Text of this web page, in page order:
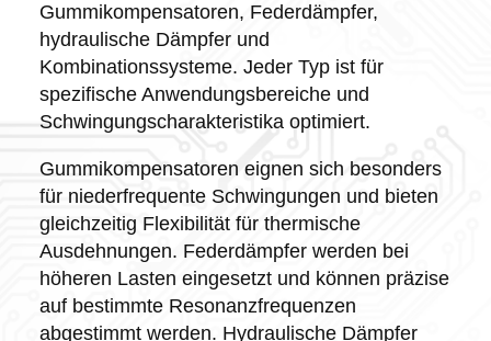
Gummikompensatoren, Federdämpfer,
hydraulische Dämpfer und
Kombinationssysteme. Jeder Typ ist für
spezifische Anwendungsbereiche und
Schwingungscharakteristika optimiert.
Gummikompensatoren eignen sich besonders
für niederfrequente Schwingungen und bieten
gleichzeitig Flexibilität für thermische
Ausdehnungen. Federdämpfer werden bei
höheren Lasten eingesetzt und können präzise
auf bestimmte Resonanzfrequenzen
abgestimmt werden. Hydraulische Dämpfer